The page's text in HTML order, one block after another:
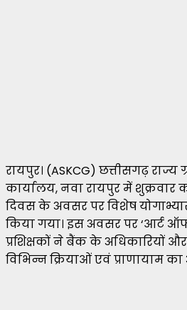
रायपुर। (ASKCG) छत्तीसगढ़ राज्य
कार्यालय, नवा रायपुर में शुक्रवार
दिवस के अवसर पर विशेष
किया गया। इस अवसर पर ‘आर्ट
प्रशिक्षकों ने बैंक के अधिकारियों
विभिन्न क्रियाओं एवं प्राणायाम